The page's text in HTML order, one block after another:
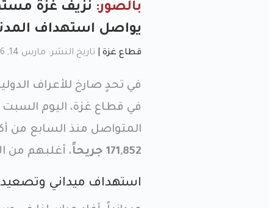
بالصور:
يواصل استهداف
قطاع غزة تاريخ النشر: مارس 14, 2026, 4:10 م
في تحدٍ صارخ للأعراف
المتواصل منذ السابع من أكتوبر
171,852 جريحاً
، أغلبهم من
استهداف ميداني